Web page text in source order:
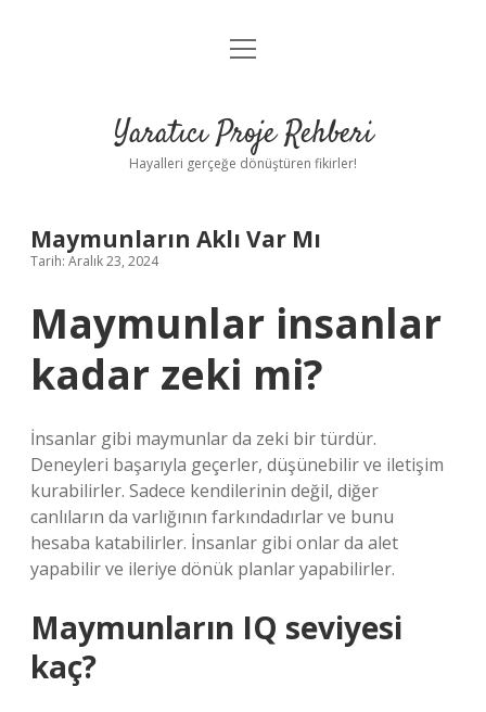
Anasayfa
Yasal Uyarı
menüyü
Yaratıcı Proje Rehberi
Hayalleri gerçeğe dönüştüren fikirler!
Maymunların Aklı Var Mı
Tarih: Aralık 23, 2024
Maymunlar insanlar
kadar zeki mi?
İnsanlar gibi maymunlar da zeki bir türdür.
Deneyleri başarıyla geçerler, düşünebilir ve iletişim
kurabilirler. Sadece kendilerinin değil, diğer
canlıların da varlığının farkındadırlar ve bunu
hesaba katabilirler. İnsanlar gibi onlar da alet
yapabilir ve ileriye dönük planlar yapabilirler.
Maymunların IQ seviyesi
kaç?